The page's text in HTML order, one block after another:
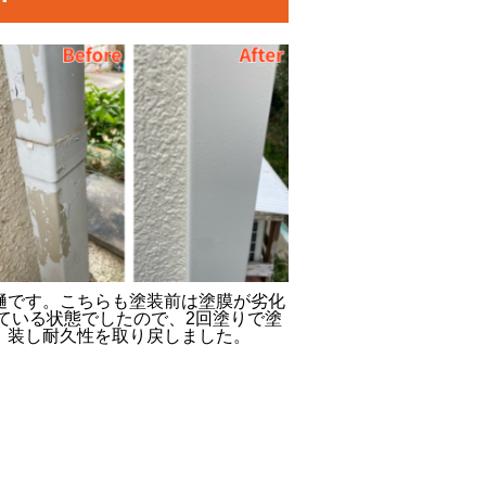
です。こちらも塗装前は塗膜が劣化
いる状態でしたので、2回塗りで塗
装し耐久性を取り戻しました。